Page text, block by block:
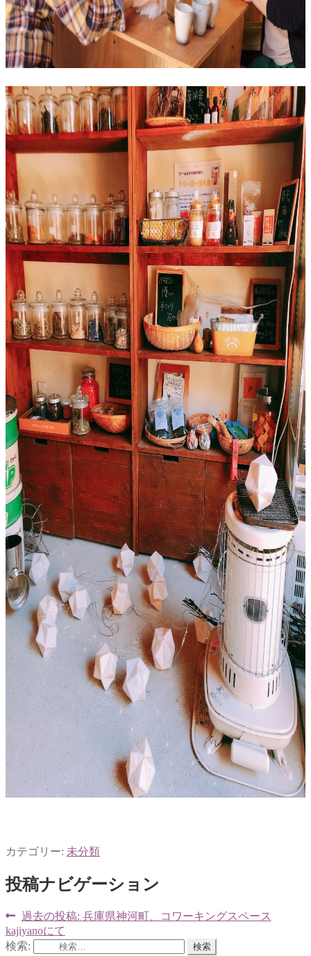
カテゴリー: 未分類
投稿ナビゲーション
過去の投稿: 兵庫県神河町、コワーキングスペース
kajiyanoにて
検索: